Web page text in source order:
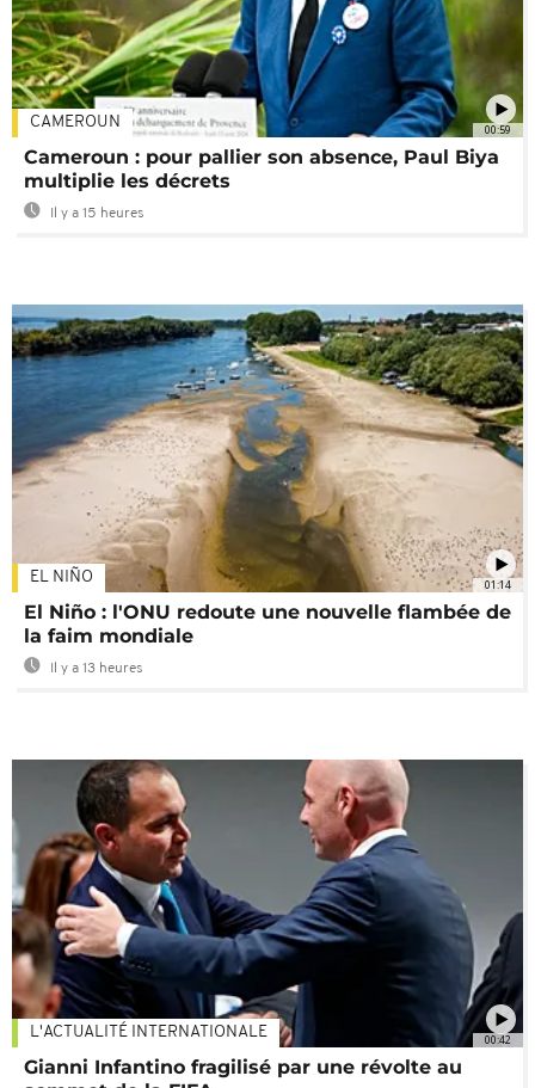
00:59
CAMEROUN
Cameroun : pour pallier son absence, Paul Biya
multiplie les décrets
Il y a 15 heures
01:14
EL NIÑO
El Niño : l'ONU redoute une nouvelle flambée de
la faim mondiale
Il y a 13 heures
00:42
L'ACTUALITÉ INTERNATIONALE
Gianni Infantino fragilisé par une révolte au